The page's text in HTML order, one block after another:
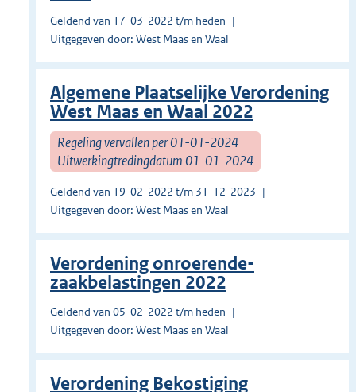
Geldend van 17-03-2022 t/m heden
Uitgegeven door: West Maas en Waal
Algemene Plaatselijke Verordening
West Maas en Waal 2022
Regeling vervallen per 01-01-2024
Uitwerkingtredingdatum 01-01-2024
Geldend van 19-02-2022 t/m 31-12-2023
Uitgegeven door: West Maas en Waal
Verordening onroerende-
zaakbelastingen 2022
Geldend van 05-02-2022 t/m heden
Uitgegeven door: West Maas en Waal
Verordening Bekostiging